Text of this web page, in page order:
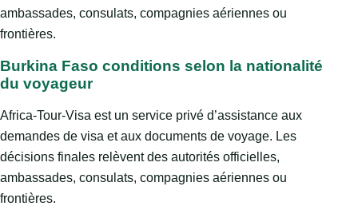
ambassades, consulats, compagnies aériennes ou
frontières.
Burkina Faso conditions selon la nationalité
du voyageur
Africa-Tour-Visa est un service privé d’assistance aux
demandes de visa et aux documents de voyage. Les
décisions finales relèvent des autorités officielles,
ambassades, consulats, compagnies aériennes ou
frontières.